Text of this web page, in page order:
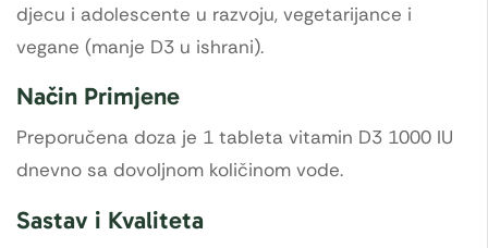
djecu i adolescente u razvoju, vegetarijance i
vegane (manje D3 u ishrani).
Način Primjene
Preporučena doza je 1 tableta vitamin D3 1000 IU
dnevno sa dovoljnom količinom vode.
Sastav i Kvaliteta